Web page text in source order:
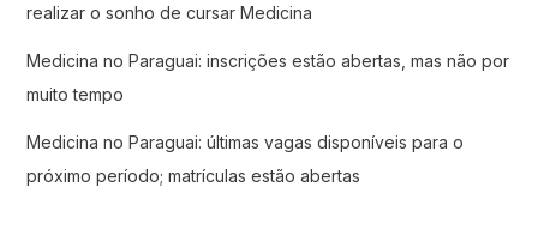
realizar o sonho de cursar Medicina
Medicina no Paraguai: inscrições estão abertas, mas não por
muito tempo
Medicina no Paraguai: últimas vagas disponíveis para o
próximo período; matrículas estão abertas